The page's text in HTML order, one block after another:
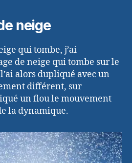
neige
qui tombe, j’ai
de neige qui tombe sur le
alors dupliqué avec un
différent, sur
un flou le mouvement
la dynamique.